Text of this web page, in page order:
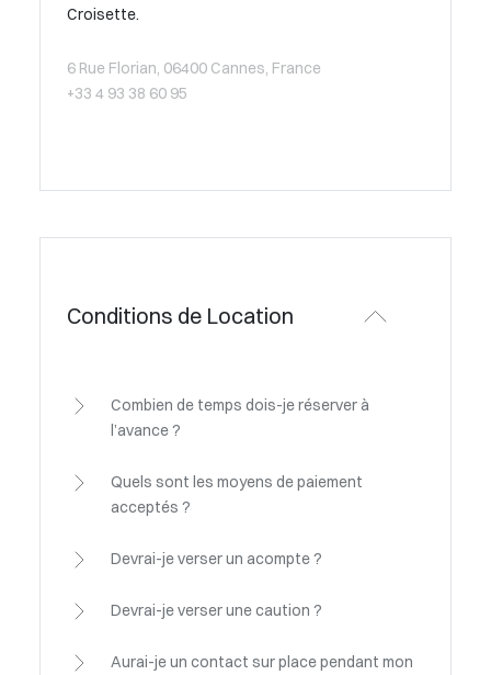
Croisette.
6 Rue Florian, 06400 Cannes, France
+33 4 93 38 60 95
Conditions de Location
Combien de temps dois-je réserver à
l’avance ?
Quels sont les moyens de paiement
acceptés ?
Devrai-je verser un acompte ?
Devrai-je verser une caution ?
Aurai-je un contact sur place pendant mon